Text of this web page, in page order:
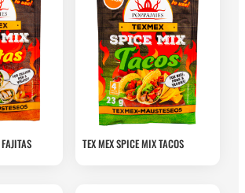
TEX MEX SPICE MIX TACOS